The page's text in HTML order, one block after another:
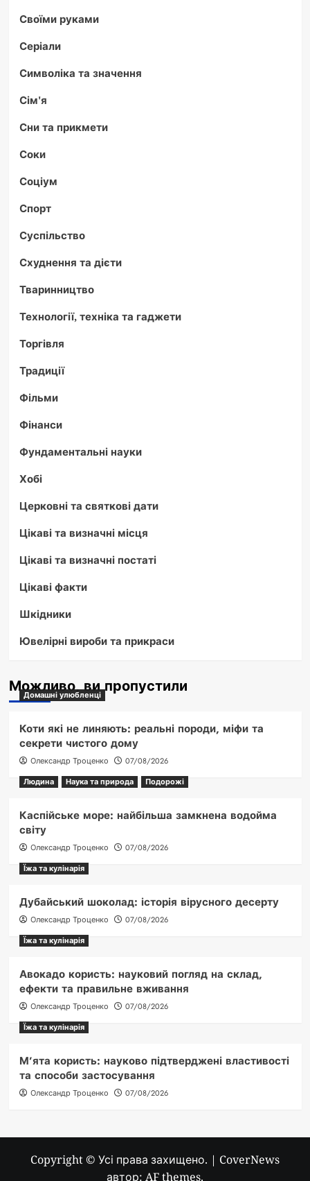
Своїми руками
Серіали
Символіка та значення
Сім'я
Сни та прикмети
Соки
Соціум
Спорт
Суспільство
Схуднення та дієти
Тваринництво
Технології, техніка та гаджети
Торгівля
Традиції
Фільми
Фінанси
Фундаментальні науки
Хобі
Церковні та святкові дати
Цікаві та визначні місця
Цікаві та визначні постаті
Цікаві факти
Шкідники
Ювелірні вироби та прикраси
Можливо, ви пропустили
Домашні улюбленці
Коти які не линяють: реальні породи, міфи та
секрети чистого дому
Олександр Троценко
07/08/2026
Людина
Наука та природа Подорожі
Каспійське море: найбільша замкнена водойма
світу
Олександр Троценко
07/08/2026
Їжа та кулінарія
Дубайський шоколад: історія вірусного десерту
Олександр Троценко
07/08/2026
Їжа та кулінарія
Авокадо користь: науковий погляд на склад,
ефекти та правильне вживання
Олександр Троценко
07/08/2026
Їжа та кулінарія
М’ята користь: науково підтверджені властивості
та способи застосування
Олександр Троценко 07/08/2026
Copyright © Усі права захищено. | CoverNews
автор: AF themes.